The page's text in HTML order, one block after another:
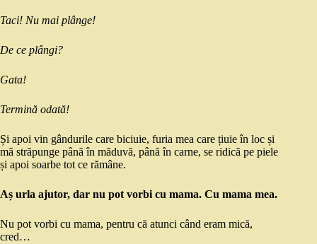
Taci! Nu mai plânge!
De ce plângi?
Gata!
Termină odată!
Și apoi vin gândurile care biciuie, furia mea care țiuie în loc și
mă străpunge până în măduvă, până în carne, se ridică pe piele
și apoi soarbe tot ce rămâne.
Aș urla ajutor, dar nu pot vorbi cu mama. Cu mama mea.
Nu pot vorbi cu mama, pentru că atunci când eram mică,
cred…